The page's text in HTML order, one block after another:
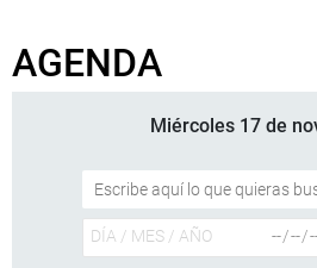
AGENDA
Miércoles 17 de